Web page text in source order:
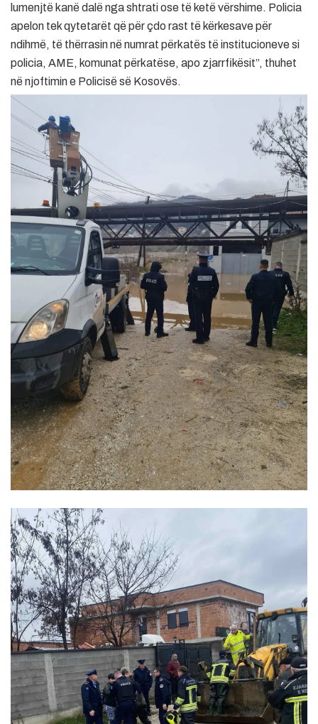
lumenjtë kanë dalë nga shtrati ose të ketë vërshime. Policia
apelon tek qytetarët që për çdo rast të kërkesave për
ndihmë, të thërrasin në numrat përkatës të institucioneve si
policia, AME, komunat përkatëse, apo zjarrfikësit”, thuhet
në njoftimin e Policisë së Kosovës.